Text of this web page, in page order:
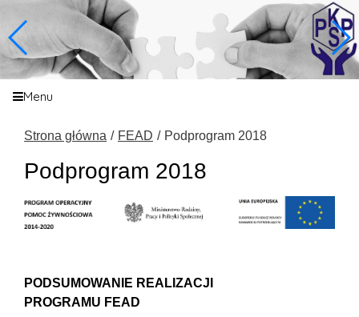
Menu
Strona główna FEAD Podprogram 2018
Podprogram 2018
PODSUMOWANIE REALIZACJI
PROGRAMU FEAD